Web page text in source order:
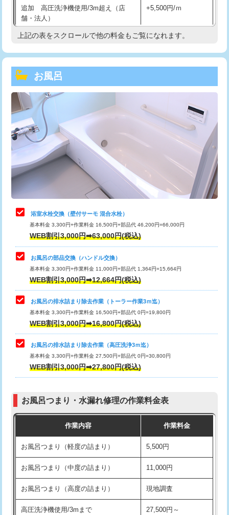
追加 高圧洗浄機使用/3m超え（店
舗・法人）
+5,500円/ｍ
高度高圧洗浄換 現地調査
トーラー機使用/3mまで
追加トーラー機使用/3m超え
カメラ調査 33,000円
桝清掃 8,800円
止水・漏水調査・防水処理・清掃・修
理・調整・分解・加工など（軽作業）
止水・漏水調査・防水処理・清掃・修
理・調整・分解・加工など（中作業）
22,000円
止水・漏水調査・防水処理・清掃・修
理・調整・分解・加工など（重作業）
33,000円
トイレタンク脱着
トイレ便器脱着
タンクレストイレ脱着 33,000円
小便器トイレ脱着
その他部品の脱着 8,800円～
交換・取付（タンク）
交換・取付（普通便座） 11,000円+材料費
交換・取付（温水洗浄便座） 16,500円+材料費
交換・取付(単水栓（壁付・デッキ
式）)
13,200円+材料費
交換・取付(混合水栓（壁付・デッキ
式・ワンホール）)
16,500円+材料費
交換・取付(排水栓・排水トラップ
22,000円+材料費
上記の表をスクロールで他の料金もご覧になれます。
お風呂
浴室水栓交換（壁付サーモ 混合水栓）
基本料金 3,300円+作業料金 16,500円+部品代 46,200円=66,000円
WEB割引3,000円➡63,000円(税込)
お風呂の部品交換（ハンドル交換）
基本料金 3,300円+作業料金 11,000円+部品代 1,364円=15,664円
WEB割引3,000円➡12,664円(税込)
お風呂の排水詰まり除去作業（トーラー作業3ｍ迄）
基本料金 3,300円+作業料金 16,500円+部品代 0円=19,800円
WEB割引3,000円➡16,800円(税込)
お風呂の排水詰まり除去作業（高圧洗浄3ｍ迄）
基本料金 3,300円+作業料金 27,500円+部品代 0円=30,800円
WEB割引3,000円➡27,800円(税込)
お風呂つまり・水漏れ修理の作業料金表
作業内容 作業料金
お風呂つまり（軽度の詰まり） 5,500円
お風呂つまり（中度の詰まり） 11,000円
お風呂つまり（高度の詰まり） 現地調査
高圧洗浄機使用/3mまで
27,500円～